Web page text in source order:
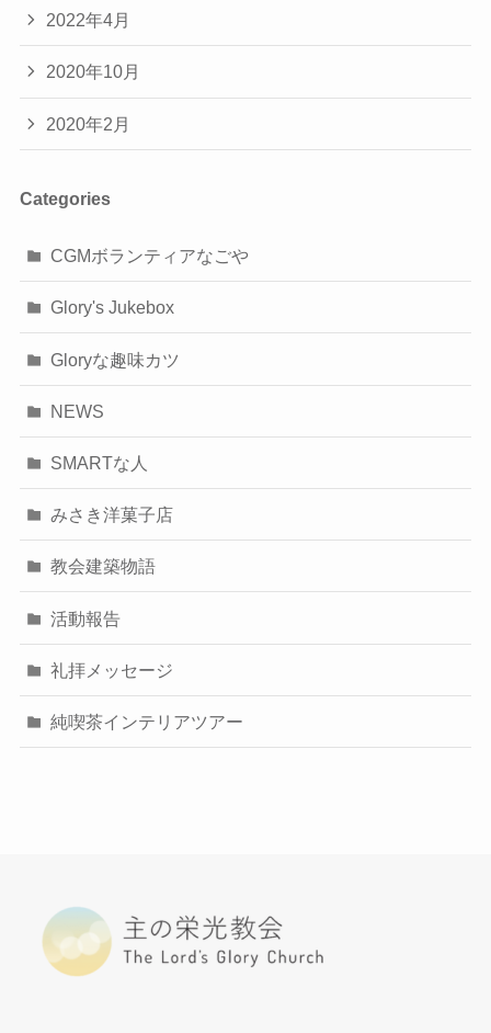
2022年4月
2020年10月
2020年2月
Categories
CGMボランティアなごや
Glory's Jukebox
Gloryな趣味カツ
NEWS
SMARTな人
みさき洋菓子店
教会建築物語
活動報告
礼拝メッセージ
純喫茶インテリアツアー